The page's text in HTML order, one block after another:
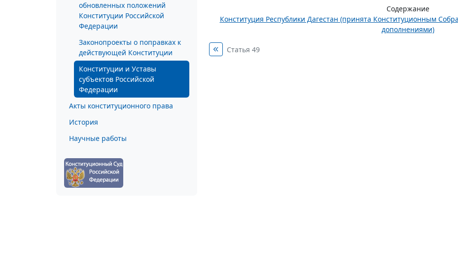
обновленных положений
Конституции Российской
Федерации
Законопроекты о поправках к
действующей Конституции
Конституции и Уставы
субъектов Российской
Федерации
Акты конституционного права
История
Научные работы
Содержание
Конституция Республики Дагестан (принята Конституционным
дополнениями)
Статья 49